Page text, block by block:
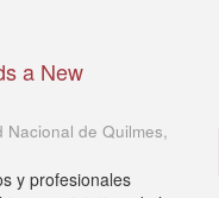
a New
Nacional de Quilmes,
y profesionales